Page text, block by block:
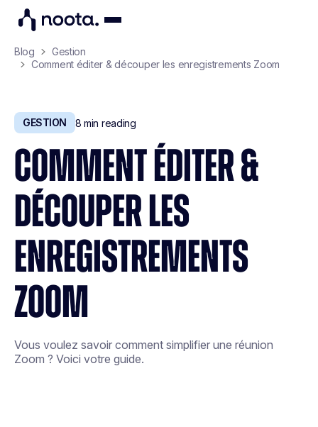
Blog
Gestion
Comment éditer & découper les enregistrements Zoom
GESTION 8 min reading
COMMENT ÉDITER &
DÉCOUPER LES
ENREGISTREMENTS
ZOOM
Vous voulez savoir comment simplifier une réunion
Zoom ? Voici votre guide.